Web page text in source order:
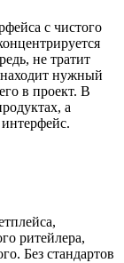
с чистого
не тратит
нужный
в проект. В
а
ритейлера,
Без стандартов